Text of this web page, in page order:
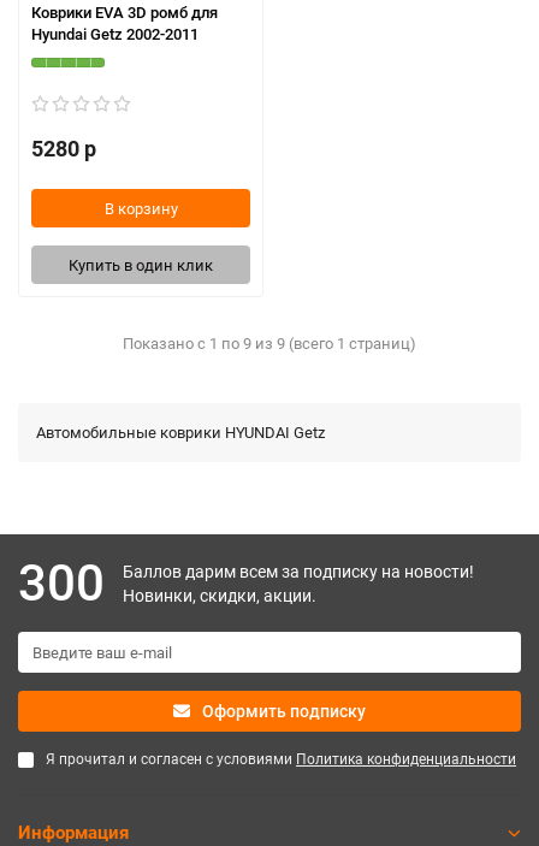
Коврики EVA 3D ромб для
Hyundai Getz 2002-2011
5280 р
В корзину
Купить в один клик
Показано с 1 по 9 из 9 (всего 1 страниц)
Автомобильные коврики HYUNDAI Getz
300
Баллов дарим всем за подписку на новости!
Новинки, скидки, акции.
Оформить подписку
Я прочитал и согласен с условиями Политика конфиденциальности
Информация